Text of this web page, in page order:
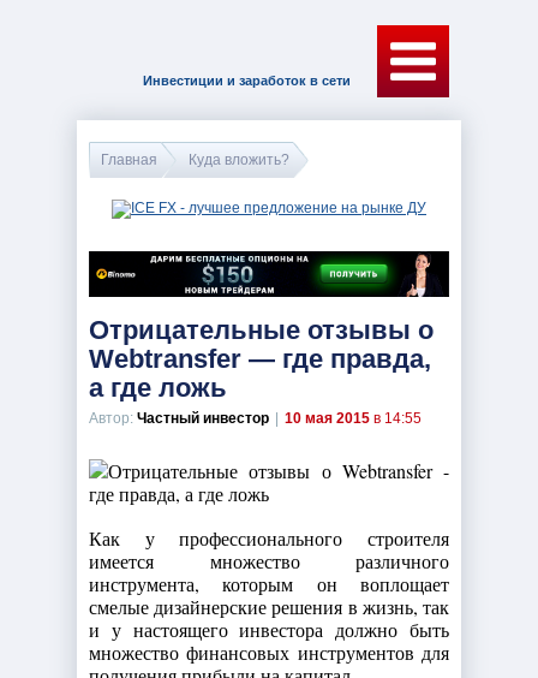
Инвестиции и заработок в сети
Главная Куда вложить?
Отрицательные отзывы о
Webtransfer — где правда,
а где ложь
Автор: Частный инвестор 10 мая 2015 в 14:55
Как у профессионального строителя
имеется множество различного
инструмента, которым он воплощает
смелые дизайнерские решения в жизнь, так
и у настоящего инвестора должно быть
множество финансовых инструментов для